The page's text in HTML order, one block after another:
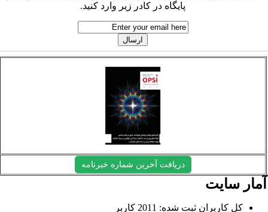
پایگاه در کادر زیر وارد کنید.
دریافت آخرین شماره خبرنامه
سایت
کل کاربران ثبت شده: 2011 کاربر